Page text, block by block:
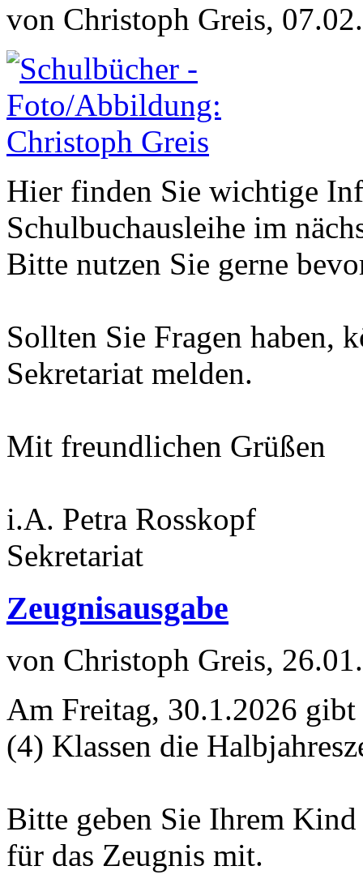
von Christoph Greis,
Hier finden Sie wichtige
Schulbuchausleihe im
Bitte nutzen Sie gerne
Sollten Sie Fragen haben,
Sekretariat melden.
Mit freundlichen Grüßen
i.A. Petra Rosskopf
Sekretariat
Zeugnisausgabe
von Christoph Greis,
Am Freitag, 30.1.2026
(4) Klassen die
Bitte geben Sie Ihrem
für das Zeugnis mit.